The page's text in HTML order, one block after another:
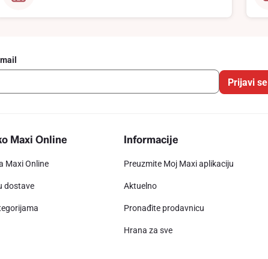
Prijavi se
Maxi Online
Maxi Online
dostave
Informacije
Preuzmite Moj Maxi aplikaciju
Aktuelno
Pronađite prodavnicu
Hrana za sve